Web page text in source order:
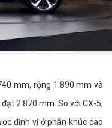
mm, rộng 1.890 mm và
2.870 mm. So với CX-5,
định vị ở phân khúc cao